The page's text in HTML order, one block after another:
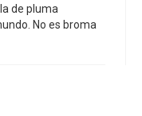
de pluma
No es broma